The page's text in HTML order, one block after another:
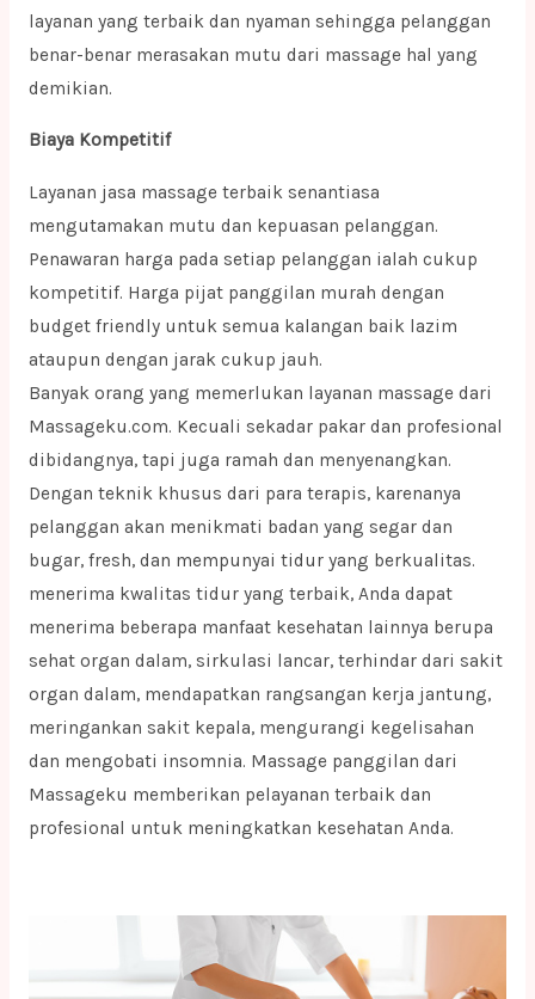
layanan yang terbaik dan nyaman sehingga pelanggan
benar-benar merasakan mutu dari massage hal yang
demikian.
Biaya Kompetitif
Layanan jasa massage terbaik senantiasa
mengutamakan mutu dan kepuasan pelanggan.
Penawaran harga pada setiap pelanggan ialah cukup
kompetitif. Harga pijat panggilan murah dengan
budget friendly untuk semua kalangan baik lazim
ataupun dengan jarak cukup jauh.
Banyak orang yang memerlukan layanan massage dari
Massageku.com. Kecuali sekadar pakar dan profesional
dibidangnya, tapi juga ramah dan menyenangkan.
Dengan teknik khusus dari para terapis, karenanya
pelanggan akan menikmati badan yang segar dan
bugar, fresh, dan mempunyai tidur yang berkualitas.
menerima kwalitas tidur yang terbaik, Anda dapat
menerima beberapa manfaat kesehatan lainnya berupa
sehat organ dalam, sirkulasi lancar, terhindar dari sakit
organ dalam, mendapatkan rangsangan kerja jantung,
meringankan sakit kepala, mengurangi kegelisahan
dan mengobati insomnia. Massage panggilan dari
Massageku memberikan pelayanan terbaik dan
profesional untuk meningkatkan kesehatan Anda.